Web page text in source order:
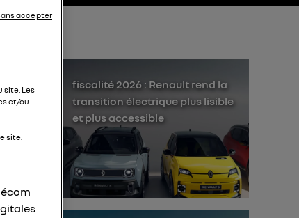
fiscalité 2026 : Renault rend la
transition électrique plus lisible
et plus accessible
site. Les
et/ou
site.
accepter